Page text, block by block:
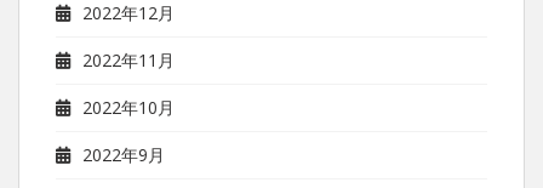
2022年12月
2022年11月
2022年10月
2022年9月